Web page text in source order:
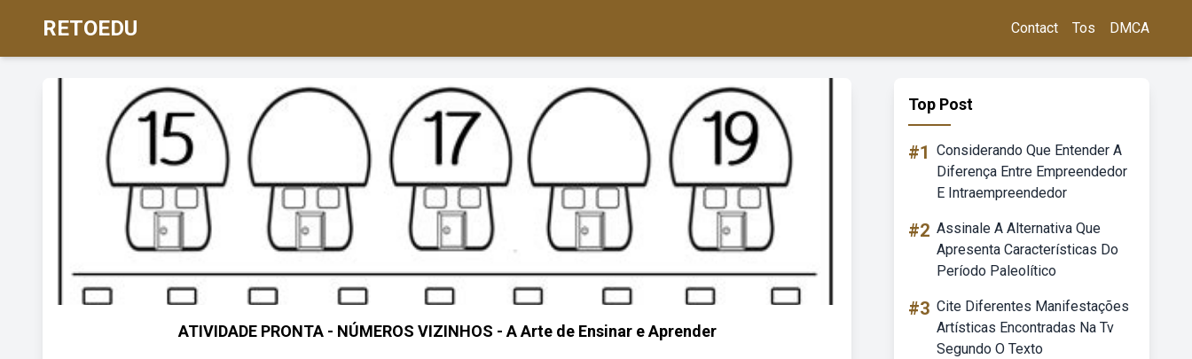
RETOEDU Contact Tos DMCA
ATIVIDADE PRONTA - NÚMEROS VIZINHOS - A Arte de Ensinar e Aprender
Top Post
#1 Considerando Que Entender A
Diferença Entre Empreendedor
E Intraempreendedor
#2 Assinale A Alternativa Que
Apresenta Características Do
Período Paleolítico
#3 Cite Diferentes Manifestações
Artísticas Encontradas Na Tv
Segundo O Texto